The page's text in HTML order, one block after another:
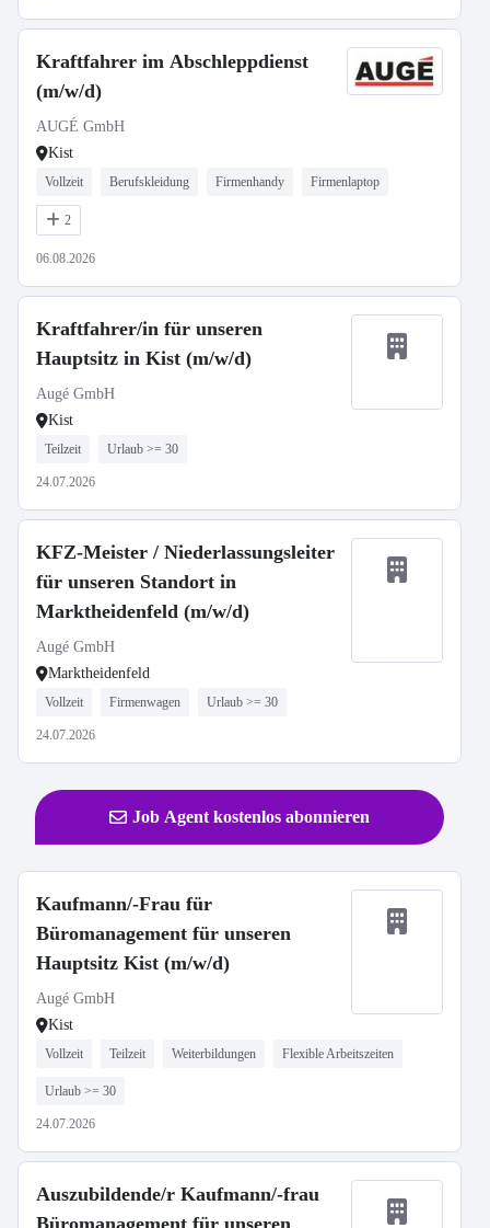
Kraftfahrer im Abschleppdienst
(m/w/d)
AUGÉ GmbH
Kist
Vollzeit Berufskleidung Firmenhandy Firmenlaptop
2
06.08.2026
Kraftfahrer/in für unseren
Hauptsitz in Kist (m/w/d)
Augé GmbH
Kist
Teilzeit Urlaub >= 30
24.07.2026
KFZ-Meister / Niederlassungsleiter
für unseren Standort in
Marktheidenfeld (m/w/d)
Augé GmbH
Marktheidenfeld
Vollzeit Firmenwagen Urlaub >= 30
24.07.2026
Job Agent kostenlos abonnieren
Kaufmann/-Frau für
Büromanagement für unseren
Hauptsitz Kist (m/w/d)
Augé GmbH
Kist
Vollzeit Teilzeit Weiterbildungen Flexible Arbeitszeiten
Urlaub >= 30
24.07.2026
Auszubildende/r Kaufmann/-frau
Büromanagement für unseren